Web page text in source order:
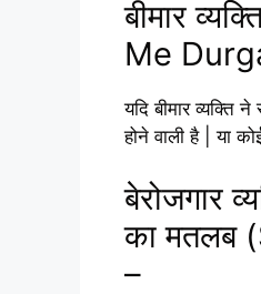
बीमार
Me
यदि बीमार व्यक्ति
होने वाली है | या
बेरोजगार
का मतलब
–